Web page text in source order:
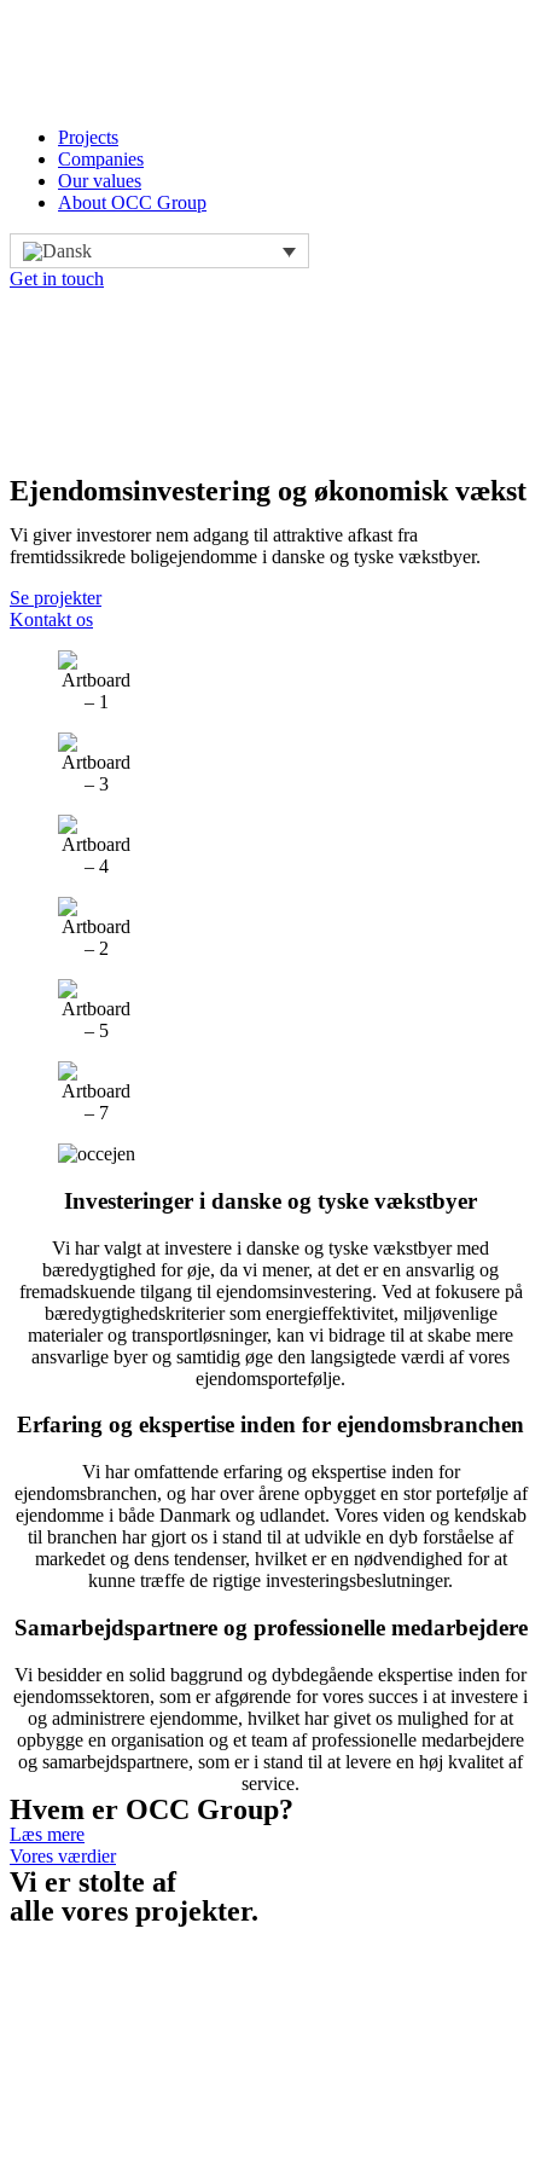
Projects
Companies
Our values
About OCC Group
Get in touch
Ejendomsinvestering og økonomisk vækst
Vi giver investorer nem adgang til attraktive afkast fra
fremtidssikrede boligejendomme i danske og tyske vækstbyer.
Se projekter
Kontakt os
Investeringer i danske og tyske vækstbyer
Vi har valgt at investere i danske og tyske vækstbyer med
bæredygtighed for øje, da vi mener, at det er en ansvarlig og
fremadskuende tilgang til ejendomsinvestering. Ved at fokusere på
bæredygtighedskriterier som energieffektivitet, miljøvenlige
materialer og transportløsninger, kan vi bidrage til at skabe mere
ansvarlige byer og samtidig øge den langsigtede værdi af vores
ejendomsportefølje.
Erfaring og ekspertise inden for ejendomsbranchen
Vi har omfattende erfaring og ekspertise inden for
ejendomsbranchen, og har over årene opbygget en stor portefølje af
ejendomme i både Danmark og udlandet. Vores viden og kendskab
til branchen har gjort os i stand til at udvikle en dyb forståelse af
markedet og dens tendenser, hvilket er en nødvendighed for at
kunne træffe de rigtige investeringsbeslutninger.
Samarbejdspartnere og professionelle medarbejdere
Vi besidder en solid baggrund og dybdegående ekspertise inden for
ejendomssektoren, som er afgørende for vores succes i at investere i
og administrere ejendomme, hvilket har givet os mulighed for at
opbygge en organisation og et team af professionelle medarbejdere
og samarbejdspartnere, som er i stand til at levere en høj kvalitet af
service.
Hvem er OCC Group?
Læs mere
Vores værdier
Vi er stolte af
alle vores projekter.